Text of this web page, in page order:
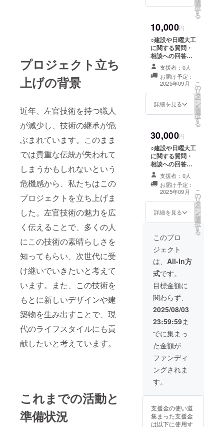
プロジェクト立ち
上げの背景
近年、左官技術を持つ職人
が減少し、技術の継承が危
ぶまれています。このまま
では貴重な伝統が失われて
しまうかもしれないという
危機感から、私たちはこの
プロジェクトを立ち上げま
した。左官技術の魅力を広
く伝えることで、多くの人
にこの技術の素晴らしさを
知ってもらい、次世代に受
け継いでいきたいと考えて
います。また、この技術を
もとに新しいデザインや建
築物を生み出すことで、現
代のライフスタイルにも貢
献したいと考えています。
これまでの活動と
準備状況
プランです。 ・
ロック積みな
ど）についての
ご相談1回 ・
Zoom／
Chatwork／
LINE／メールの
中から、お好き
な方法でOK ・
「こんなことで
きるかな？」と
いう気軽な相談
にぴったり ・ご
年11月末まで
選
択
す
る
10,000円
○建設や日曜大工
に関する質問・
相談への回答
じっくり相談プ
ラン（60分） 少
ししっかり話し
たい方におすす
めの1時間プラン
です。 ・DIYや
Zoom／
Chatwork／
LINE／メールの
中から、お好き
な方法でOK ・
写真や図面があ
れば、もっと具
体的なアドバイ
スができます ・
木工や内装、建
設っぽいDIYま
で幅広く対応し
ます ・ご利用期
限：2025年11月
末まで
支援者：0人
お届け予定：
2025年09月
詳細を見る
こ
の
リ
タ
ー
ン
を
選
択
す
る
30,000円
○建設や日曜大工
に関する質問・
相談への回答
3ヶ月しっかりサ
ポートプラン
「自分でやって
みたい！」とい
うあなたに、プ
ロがしっかり寄
×3ヶ月、何度で
DIYはもちろ
ん、型枠や左官
の本格作業まで
幅広く対応 ・現
場の写真などを
使って、具体的
にアドバイスで
きます ・3ヶ月
ルでも継続的に
フォロー ・ご利
用期限：2025年
11月末まで
支援者：0人
お届け予定：
2025年09月
詳細を見る
こ
の
リ
タ
ー
ン
を
選
択
す
る
このプロ
ジェクト
は、 All-In方
式です。
目標金額に
関わらず、
2025/08/03
23:59:59ま
でに集まっ
た金額が
ファンディ
ングされま
す。
支援金の使い道
集まった支援金
は以下に使用す